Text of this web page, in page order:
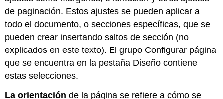
de paginación. Estos ajustes se pueden aplicar a
todo el documento, o secciones específicas, que se
pueden crear insertando saltos de sección (no
explicados en este texto). El grupo Configurar página
que se encuentra en la pestaña Diseño contiene
estas selecciones.
La orientación de la página se refiere a cómo se